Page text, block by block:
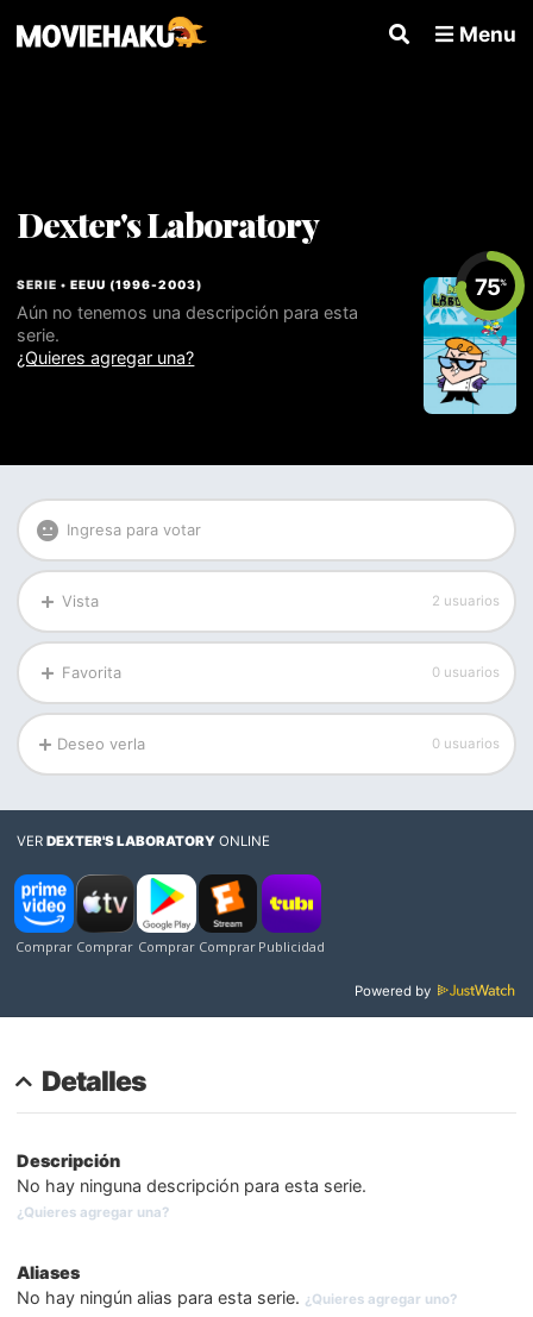
Menu
Dexter's Laboratory
75%
SERIE •EEUU (1996-2003)
Aún no tenemos una descripción para esta
serie.
¿Quieres agregar una?
Ingresa para votar
Vista 2 usuarios
Favorita 0 usuarios
Deseo verla 0 usuarios
VERDEXTER'S LABORATORY ONLINE
Powered by
Detalles
Descripción
No hay ninguna descripción para esta serie.
¿Quieres agregar una?
Aliases
No hay ningún alias para esta serie. ¿Quieres agregar uno?